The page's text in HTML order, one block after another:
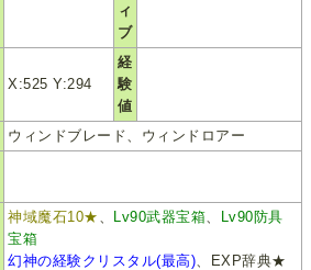
ィ
ブ
X:525 Y:294
経
験
値
ウィンドブレード、ウィンドロアー
神域魔石10★ Lv90武器宝箱
Lv90防具
宝箱
幻神の経験クリスタル(最高) 、EXP辞典★